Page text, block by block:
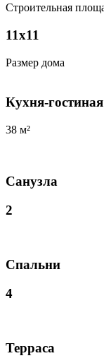
Строительная
11х11
Размер дома
Кухня-гостиная
38 м²
Санузла
2
Спальни
4
Терраса